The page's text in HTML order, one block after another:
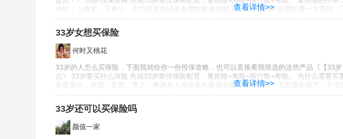
查看详情>>
年纪，上有老、下有小，作为家里的经济支撑如果患病倒下，治疗期间不仅要耗费一大笔钱，
33岁女想买保险
何时又桃花
查看详情>>
33岁的人怎么买保险，下面我就给你一份投保攻略，也可以直接看我筛选的这些产品《【33
点》 33岁要买什么保险 先说33岁最佳保险配置：重疾险+寿险+医疗险+寿险。 为什么需要买
家庭责任，房贷、车贷、育儿、赡养老人等全靠夫妻俩支撑，如果此时一方因重疾倒下，不仅
33岁还可以买保险吗
颜值一家